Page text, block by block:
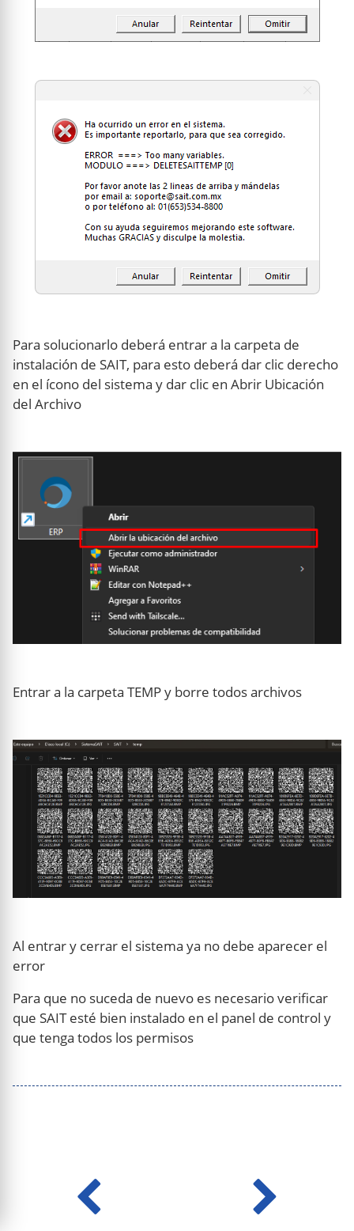
Para solucionarlo deberá entrar a la carpeta de
instalación de SAIT, para esto deberá dar clic derecho
en el ícono del sistema y dar clic en Abrir Ubicación
del Archivo
Entrar a la carpeta TEMP y borre todos archivos
Al entrar y cerrar el sistema ya no debe aparecer el
error
Para que no suceda de nuevo es necesario verificar
que SAIT esté bien instalado en el panel de control y
que tenga todos los permisos